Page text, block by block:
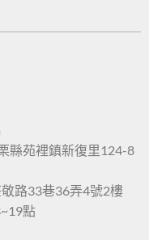
縣苑裡鎮新復里124-8
路33巷36弄4號2樓
點